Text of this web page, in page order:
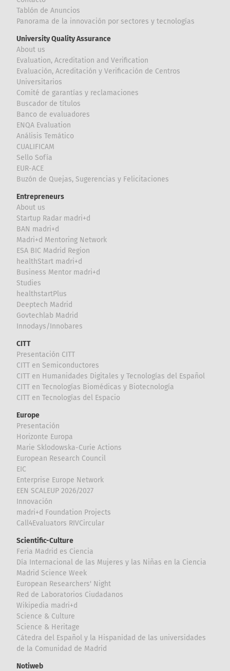
Tablón de Anuncios
Panorama de la innovación por sectores y tecnologías
University Quality Assurance
About us
Evaluation, Acreditation and Verification
Evaluación, Acreditación y Verificación de Centros
Universitarios
Comité de garantías y reclamaciones
Buscador de títulos
Banco de evaluadores
ENQA Evaluation
Análisis Temático
CUALIFICAM
Sello Sofía
EUR-ACE
Buzón de Quejas, Sugerencias y Felicitaciones
Entrepreneurs
About us
Startup Radar madri+d
BAN madri+d
Madri+d Mentoring Network
ESA BIC Madrid Region
healthStart madri+d
Business Mentor madri+d
Studies
healthstartPlus
Deeptech Madrid
Govtechlab Madrid
Innodays/Innobares
CITT
Presentación CITT
CITT en Semiconductores
CITT en Humanidades Digitales y Tecnologías del Español
CITT en Tecnologías Biomédicas y Biotecnología
CITT en Tecnologías del Espacio
Europe
Presentación
Horizonte Europa
Marie Sklodowska-Curie Actions
European Research Council
EIC
Enterprise Europe Network
EEN SCALEUP 2026/2027
Innovación
madri+d Foundation Projects
Call4Evaluators RIVCircular
Scientific-Culture
Feria Madrid es Ciencia
Día Internacional de las Mujeres y las Niñas en la Ciencia
Madrid Science Week
European Researchers' Night
Red de Laboratorios Ciudadanos
Wikipedia madri+d
Science & Culture
Science & Heritage
Cátedra del Español y la Hispanidad de las universidades
de la Comunidad de Madrid
Notiweb